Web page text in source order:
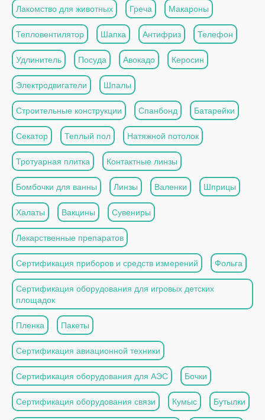
Лакомство для животных Греча Макароны
Тепловентилятор Шапка Антифриз Телефон
Удлинитель Посуда Авокадо Керосин
Электродвигатели Шпалы
Строительные конструкции Спанбонд Батарейки
Секатор Теплый пол Натяжной потолок
Тротуарная плитка Контактные линзы
Бомбочки для ванны Линзы Валенки Шприцы
Халаты Вакцины Сувениры
Лекарственные препаратов
Сертификация приборов и средств измерений Фольга
Сертификация оборудования для игровых детских
площадок
Пленка Пакеты
Сертификация авиационной техники
Сертификация оборудования для АЭС Бочки
Сертификация оборудования связи Кумыс Бутылки